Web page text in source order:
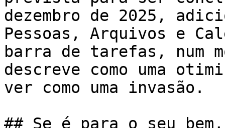
dezembro de 2025,
Pessoas, Arquivos e
barra de tarefas, num
descreve como uma
ver como uma invasão.
## Se é para o seu